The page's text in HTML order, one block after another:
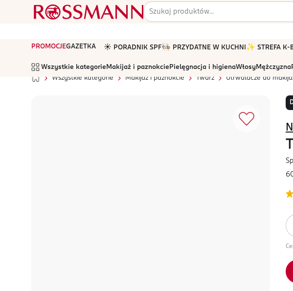
PROMOCJEGAZETKA ☀️ PORADNIK SPF🧑🏻‍🍳 PRZYDATNE W KUCHNI ✨ STREFA K-
Wszystkie kategorie Makijaż i paznokcie Pielęgnacja i higienaWłosyMężczyzna
Wszystkie kategorie
Makijaż i paznokcie Twarz Utrwalacze do